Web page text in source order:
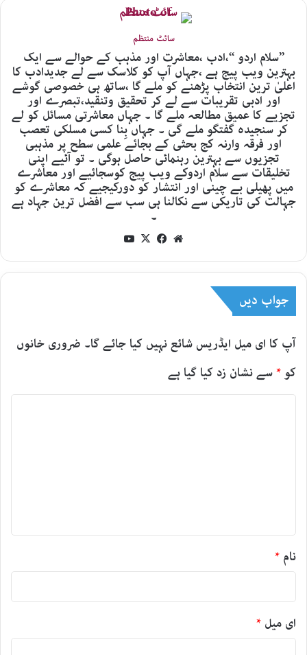
سائٹ منتظم
’’سلام اردو ‘‘،ادب ،معاشرت اور مذہب کے حوالے سے ایک
بہترین ویب پیج ہے ،جہاں آپ کو کلاسک سے لے جدیدادب کا
اعلیٰ ترین انتخاب پڑھنے کو ملے گا ،ساتھ ہی خصوصی گوشے
اور ادبی تقریبات سے لے کر تحقیق وتنقید،تبصرے اور
تجزیے کا عمیق مطالعہ ملے گا ۔ جہاں معاشرتی مسائل کو لے
کر سنجیدہ گفتگو ملے گی ۔ جہاں بِنا کسی مسلکی تعصب
اور فرقہ وارنہ کج بحثی کے بجائے علمی سطح پر مذہبی
تجزیوں سے بہترین رہنمائی حاصل ہوگی ۔ تو آئیے اپنی
تخلیقات سے سلام اردوکے ویب پیج کوسجائیے اور معاشرے
میں پھیلی بے چینی اور انتشار کو دورکیجیے کہ معاشرے کو
جہالت کی تاریکی سے نکالنا ہی سب سے افضل ترین جہاد ہے
۔
Website
Facebook
X
جواب دیں
آپ کا ای میل ایڈریس شائع نہیں کیا جائے گا۔ ضروری خانوں
کو *سے نشان زد کیا گیا ہے
نام *
ای میل *